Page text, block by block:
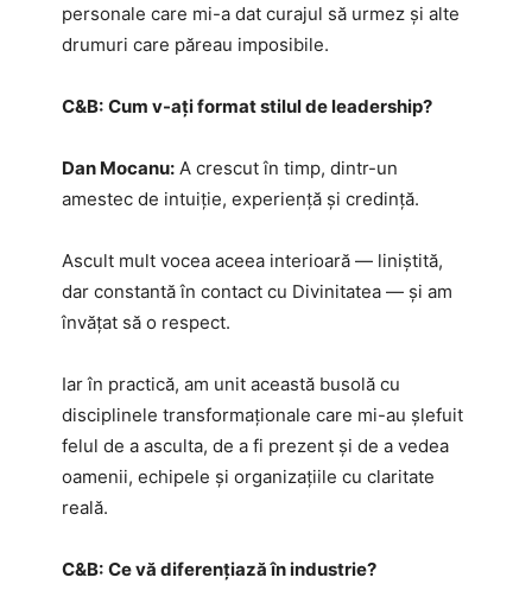
personale care mi-a dat curajul să urmez și alte
drumuri care păreau imposibile.
C&B: Cum v-ați format stilul de leadership?
Dan Mocanu: A crescut în timp, dintr-un
amestec de intuiție, experiență și credință.
Ascult mult vocea aceea interioară — liniștită,
dar constantă în contact cu Divinitatea — și am
învățat să o respect.
Iar în practică, am unit această busolă cu
disciplinele transformaționale care mi-au șlefuit
felul de a asculta, de a fi prezent și de a vedea
oamenii, echipele și organizațiile cu claritate
reală.
C&B: Ce vă diferențiază în industrie?